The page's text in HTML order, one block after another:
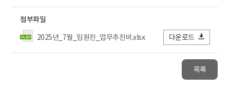
첨부파일
2025년_7월_임원진_업무추진비.xlsx
다운로드
목록